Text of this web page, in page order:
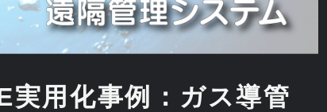
用化事例：ガス導管